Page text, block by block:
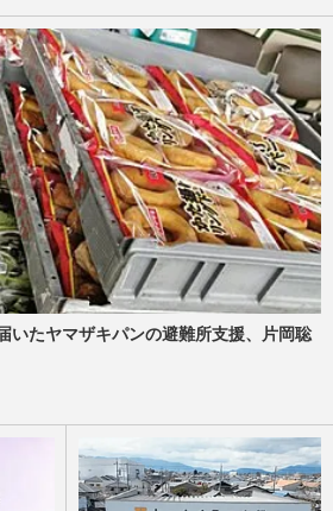
いたヤマザキパンの避難所支援、片岡聡